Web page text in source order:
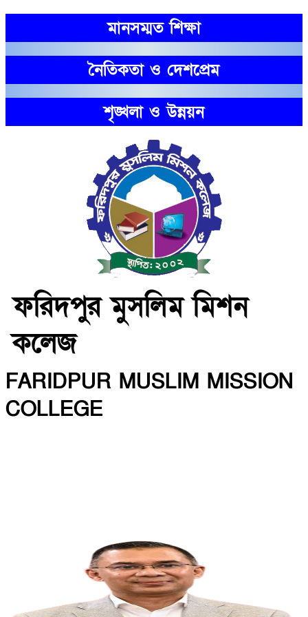
মানসম্মত শিক্ষা
নৈতিকতা ও দেশপ্রেম
শৃঙ্খলা ও উন্নয়ন
ফরিদপুর মুসলিম মিশন
কলেজ
FARIDPUR MUSLIM MISSION
COLLEGE